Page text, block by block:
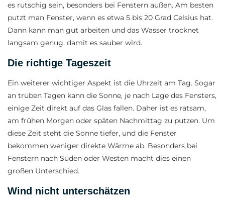
es rutschig sein, besonders bei Fenstern außen. Am besten
putzt man Fenster, wenn es etwa 5 bis 20 Grad Celsius hat.
Dann kann man gut arbeiten und das Wasser trocknet
langsam genug, damit es sauber wird.
Die richtige Tageszeit
Ein weiterer wichtiger Aspekt ist die Uhrzeit am Tag. Sogar
an trüben Tagen kann die Sonne, je nach Lage des Fensters,
einige Zeit direkt auf das Glas fallen. Daher ist es ratsam,
am frühen Morgen oder späten Nachmittag zu putzen. Um
diese Zeit steht die Sonne tiefer, und die Fenster
bekommen weniger direkte Wärme ab. Besonders bei
Fenstern nach Süden oder Westen macht dies einen
großen Unterschied.
Wind nicht unterschätzen